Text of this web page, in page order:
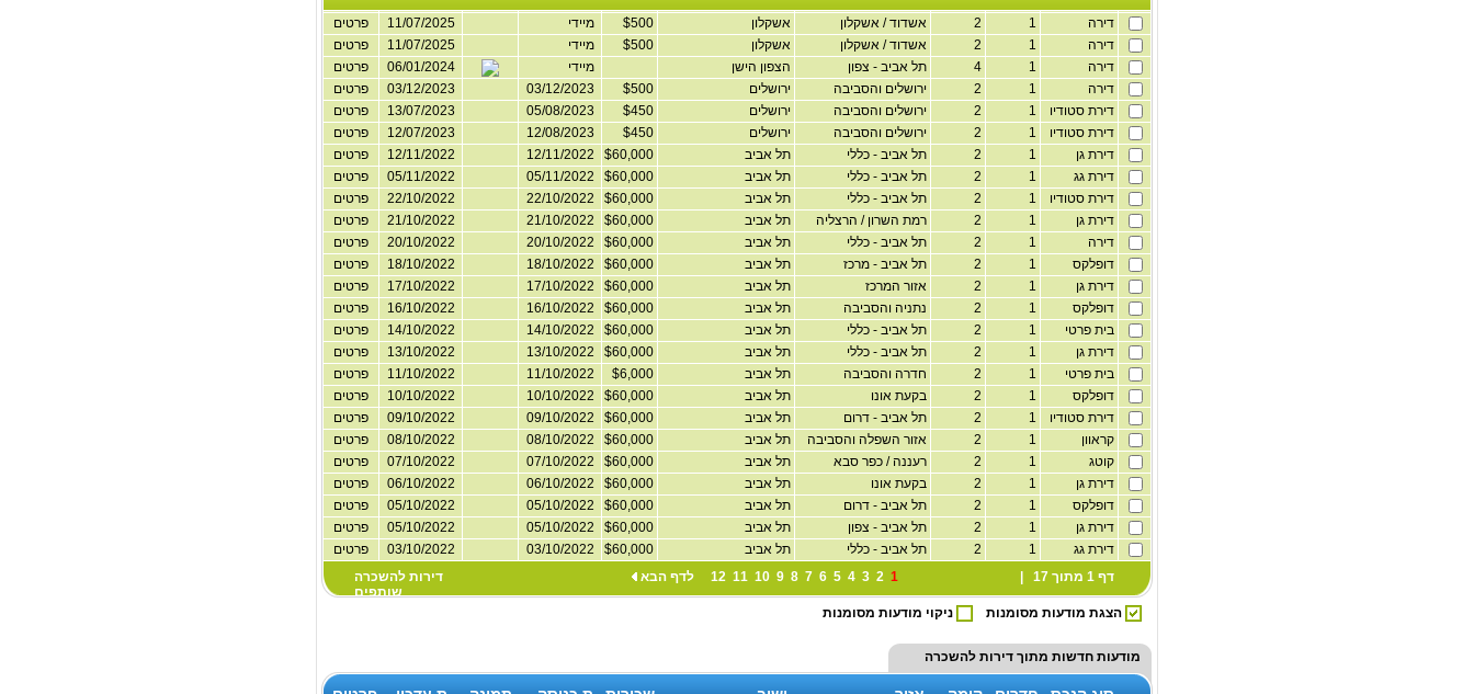
דירה אשדוד / אשקלון אשקלון מיידי 11/07/2025
פרטים
דירה
אשדוד / אשקלון אשקלון מיידי 11/07/2025
פרטים
דירה
תל אביב - צפון הצפון הישן מיידי 06/01/2024
פרטים
דירה
ירושלים והסביבה ירושלים 03/12/2023
פרטים
דירת סטודיו
ירושלים והסביבה ירושלים 13/07/2023
פרטים
דירת סטודיו
ירושלים והסביבה ירושלים 12/07/2023
פרטים
דירת גן
תל אביב - כללי תל אביב 12/11/2022
פרטים
דירת גג
תל אביב - כללי תל אביב 05/11/2022
פרטים
דירת סטודיו
תל אביב - כללי תל אביב 22/10/2022
פרטים
דירת גן
רמת השרון / הרצליה תל אביב 21/10/2022
פרטים
דירה
תל אביב - כללי תל אביב 20/10/2022
פרטים
דופלקס
תל אביב - מרכז תל אביב 18/10/2022
פרטים
דירת גן
אזור המרכז תל אביב 17/10/2022
פרטים
דופלקס
נתניה והסביבה תל אביב 16/10/2022
פרטים
בית פרטי
תל אביב - כללי תל אביב 14/10/2022
פרטים
דירת גן
תל אביב - כללי תל אביב 13/10/2022
פרטים
בית פרטי
חדרה והסביבה תל אביב 11/10/2022
פרטים
דופלקס
בקעת אונו תל אביב 10/10/2022
פרטים
דירת סטודיו
תל אביב - דרום תל אביב 09/10/2022
פרטים
קראוון
אזור השפלה והסביבה תל אביב 08/10/2022
פרטים
קוטג
רעננה / כפר סבא תל אביב 07/10/2022
פרטים
דירת גן
בקעת אונו תל אביב 06/10/2022
פרטים
דופלקס
תל אביב - דרום תל אביב 05/10/2022
פרטים
דירת גן
תל אביב - צפון תל אביב 05/10/2022
פרטים
דירת גג
תל אביב - כללי תל אביב 03/10/2022
פרטים
דף 1 מתוך 17 |
1
2
3
4
5
6
7
8
9
10
11
12 לדף הבא
דירות להשכרה
שותפים
הצגת מודעות מסומנות
ניקוי מודעות מסומנות
מודעות חדשות מתוך דירות להשכרה